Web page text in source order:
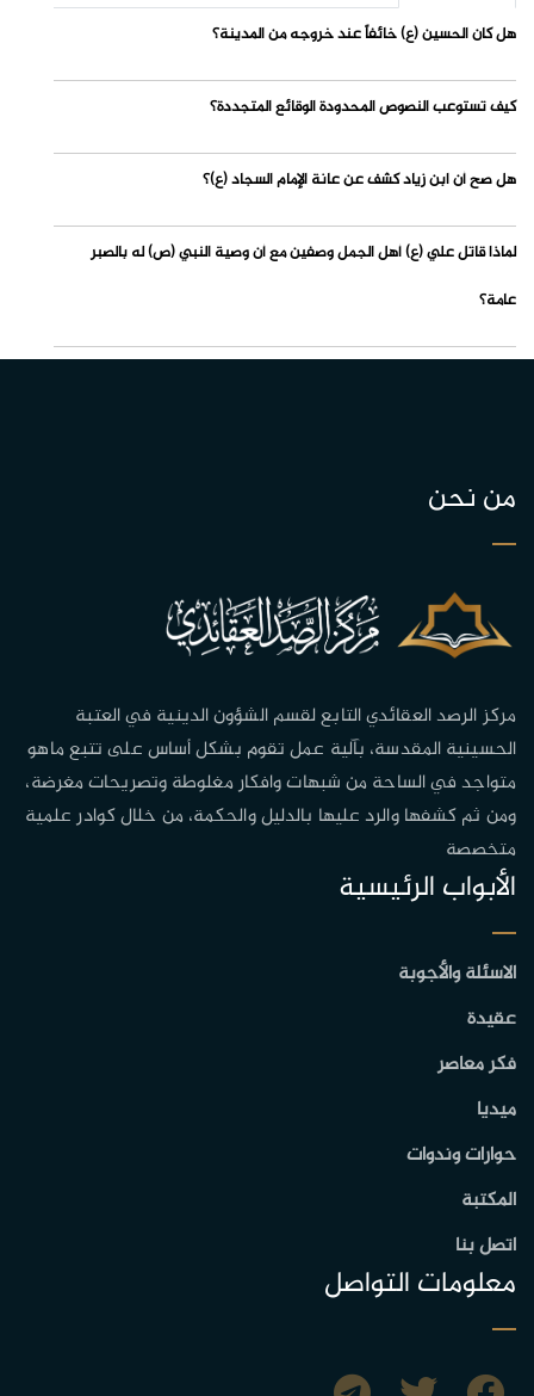
هل كان الحسين (ع) خائفاً عند خروجه من المدينة؟
كيف تستوعب النصوص المحدودة الوقائع المتجددة؟
هل صح أن ابن زياد كشف عن عانة الإمام السجاد (ع)؟
لماذا قاتل علي (ع) أهل الجمل وصفين مع أن وصية النبي (ص) له بالصبر
عامة؟
من نحن
مركز الرصد العقائدي التابع لقسم الشؤون الدينية في العتبة
الحسينية المقدسة، بآلية عمل تقوم بشكل أساس على تتبع ماهو
متواجد في الساحة من شبهات وافكار مغلوطة وتصريحات مغرضة،
ومن ثم كشفها والرد عليها بالدليل والحكمة، من خلال كوادر علمية
متخصصة
الأبواب الرئيسية
الاسئلة والأجوبة
عقيدة
فكر معاصر
ميديا
حوارات وندوات
المكتبة
اتصل بنا
معلومات التواصل